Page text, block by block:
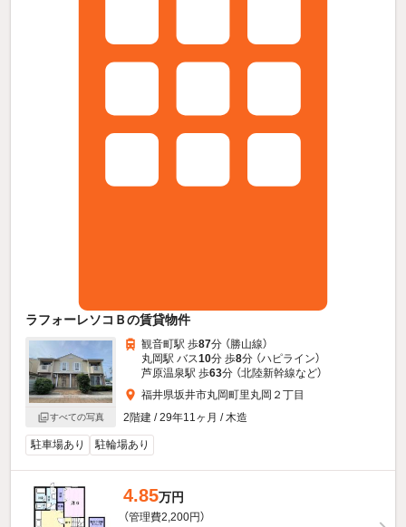
ラフォーレソコＢの賃貸物件
すべての写真
観音町駅 歩87分 （勝山線）
丸岡駅 バス10分 歩8分 （ハピライン）
芦原温泉駅 歩63分 （北陸新幹線など）
福井県坂井市丸岡町里丸岡２丁目
2階建 / 29年11ヶ月 / 木造
駐車場あり 駐輪場あり
4.85万円
（管理費2,200円）